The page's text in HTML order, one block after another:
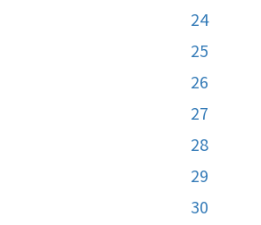
24
25
26
27
28
29
30